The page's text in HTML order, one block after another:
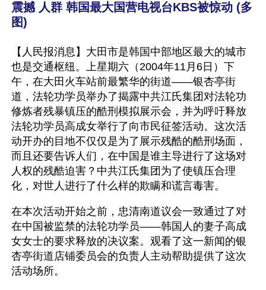
震撼 人群 韩国最大国营电视台KBS被惊动 (多
图)
【人民报消息】大田市是韩国中部地区最大的城市
也是交通枢纽。上星期六（2004年11月6日）下
午，在大田火车站前最繁华的街道——银杏亭街
道，法轮功学员举办了揭露中共江氏集团对法轮功
修炼者残暴镇压的酷刑模拟展示会，并为呼吁释放
法轮功学员高成女举行了向市民征签活动。这次活
动开办的目地不仅仅是为了展示残酷的酷刑场面，
而且还要告诉人们，在中国是谁主导进行了这场对
人权的残酷迫害？中共江氏集团为了使镇压合理
化，对世人进行了什么样的欺瞒和谎言毒害。
在本次活动开始之前，忠清南道议会一致通过了对
在中国被监禁的法轮功学员——韩国人的妻子高成
女女士的要求释放的决议案。观看了这一新闻的银
杏亭街道店铺委员会的负责人主动帮助提供了这次
活动场所。